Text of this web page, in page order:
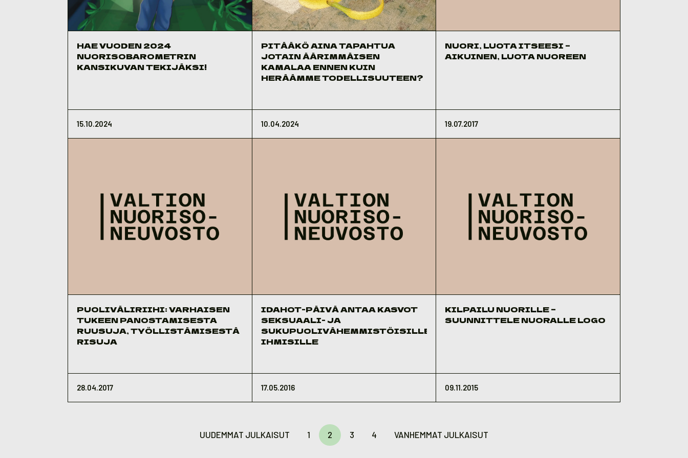
HAE VUODEN 2024
NUORISOBAROMETRIN
KANSIKUVAN TEKIJÄKSI!
15.10.2024
PITÄÄKÖ AINA TAPAHTUA
JOTAIN ÄÄRIMMÄISEN
KAMALAA ENNEN KUIN
HERÄÄMME TODELLISUUTEEN?
10.04.2024
NUORI, LUOTA ITSEESI –
AIKUINEN, LUOTA NUOREEN
19.07.2017
PUOLIVÄLIRIIHI: VARHAISEN
TUKEEN PANOSTAMISESTA
RUUSUJA, TYÖLLISTÄMISESTÄ
RISUJA
28.04.2017
IDAHOT-PÄIVÄ ANTAA KASVOT
SEKSUAALI- JA
SUKUPUOLIVÄHEMMISTÖISILLE
IHMISILLE
17.05.2016
KILPAILU NUORILLE –
SUUNNITTELE NUORALLE LOGO
09.11.2015
UUDEMMAT JULKAISUT 1 2 3 4 VANHEMMAT JULKAISUT